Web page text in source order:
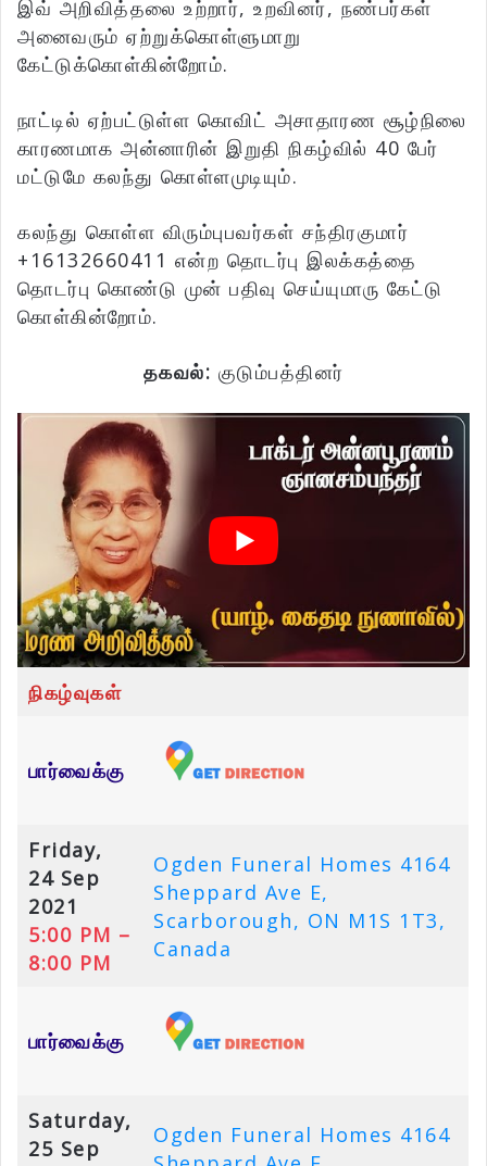
இவ் அறிவித்தலை உற்றார், உறவினர், நண்பர்கள்
அனைவரும் ஏற்றுக்கொள்ளுமாறு
கேட்டுக்கொள்கின்றோம்.
நாட்டில் ஏற்பட்டுள்ள கொவிட் அசாதாரண சூழ்நிலை
காரணமாக அன்னாரின் இறுதி நிகழ்வில் 40 பேர்
மட்டுமே கலந்து கொள்ளமுடியும்.
கலந்து கொள்ள விரும்புபவர்கள் சந்திரகுமார்
+16132660411 என்ற தொடர்பு இலக்கத்தை
தொடர்பு கொண்டு முன் பதிவு செய்யுமாரு கேட்டு
கொள்கின்றோம்.
தகவல்: குடும்பத்தினர்
நிகழ்வுகள்
பார்வைக்கு
Friday,
24 Sep
2021
5:00 PM –
8:00 PM
Ogden Funeral Homes 4164
Sheppard Ave E,
Scarborough, ON M1S 1T3,
Canada
பார்வைக்கு
Saturday,
25 Sep
Ogden Funeral Homes 4164